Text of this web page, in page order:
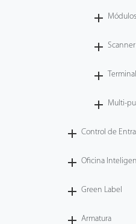
Multi-
Control de
Oficina
Green Label
Armatura